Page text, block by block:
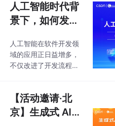
开发自
人工智能时代背
景下，如何发展
试？
人工智能在软件开发领
域的应用正日益增多，
不仅改进了开发流程，
技术会议上出现了越来
越多的人工智能与测试
结合的topic，这无疑成
【活动邀请·北
京】生成式 AI